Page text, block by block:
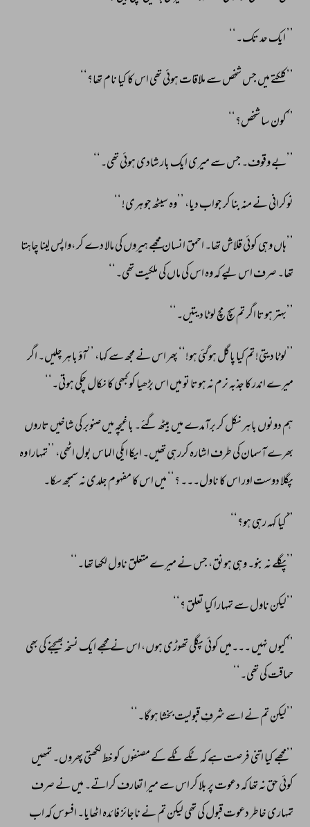
ایک حد تک۔‘‘
’’کلکتے میں جس شخص سے ملاقات ہوئی تھی اس کا کیا نام تھا؟‘‘
’’کون سا شخص؟‘‘
’’بے وقوف۔ جس سے میری ایک بار شادی ہوئی تھی۔‘‘
نوکرانی نے منہ بنا کر جواب دیا، ’’وہ سیٹھ جوہری!
’’ہاں وہی کوئی قلاش تھا۔ احمق انسان مجھے ہیروں کی مالا دے کر ،واپس لینا چاہتا
تھا۔ صرف اس لیے کہ وہ اس کی ماں کی ملکیت تھی۔‘‘
’’بہتر ہوتا اگر تم سچ مچ لوٹا دیتیں۔‘‘
’’لوٹا دیتی! تم کیا پاگل ہوگئی ہو!‘‘ پھر اس نے مجھ سے کہا، ’’آؤ باہر چلیں۔ اگر
میرے اندر کا جذبہ نرم نہ ہوتا تو میں اس بڑھیا کو کبھی کا نکال چکی ہوتی۔‘‘
ہم دونوں باہر نکل کر برآمدے میں بیٹھ گئے۔ باغیچہ میں صنوبر کی شاخیں تاروں
بھرے آسمان کی طرف اشارہ کررہی تھیں۔ ایکا ایکی الماس بول اٹھی، ’’تمہارا وہ
پگلا دوست اور اس کا ناول۔۔۔ ؟‘‘ میں اس کا مفہوم جلدی نہ سمجھ سکا۔
’’کیا کہہ رہی ہو؟‘‘
’’پگلے نہ بنو۔ وہی ہونق، جس نے میرے متعلق ناول لکھا تھا۔‘‘
’’لیکن ناول سے تمہارا کیا تعلق ؟‘‘
’’کیوں نہیں ۔۔۔میں کوئی پگلی تھوڑی ہوں، اس نے مجھے ایک نسخہ بھیجنے کی بھی
حماقت کی تھی۔‘‘
’’لیکن تم نے اسے شرفِ قبولیت بخشا ہوگا۔‘‘
’’مجھے کیا اتنی فرصت ہے کہ ٹکے ٹکے کے مصنفوں کو خط لکھتی پھروں۔ تمھیں
کوئی حق نہ تھا کہ دعوت پر بلا کر اس سے میرا تعارف کراتے۔ میں نے صرف
تمہاری خاطر دعوت قبول کی تھی لیکن تم نے ناجائز فائدہ اٹھایا۔ افسوس کہ اب